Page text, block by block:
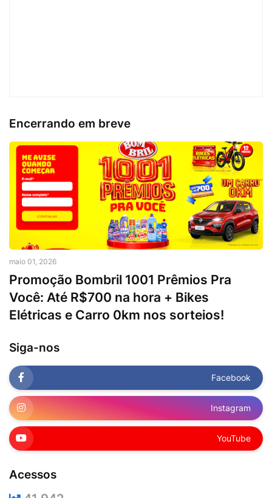
Encerrando em breve
maio 01, 2026
Promoção Bombril 1001 Prêmios Pra
Você: Até R$700 na hora + Bikes
Elétricas e Carro 0km nos sorteios!
Siga-nos
Facebook
Instagram
YouTube
Acessos